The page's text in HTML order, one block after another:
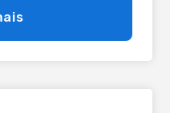
Excelente frente para
construção; * Região
aos principais pontos
mais desejados da